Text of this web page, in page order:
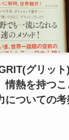
グリッ
情熱を持つ
ついての考